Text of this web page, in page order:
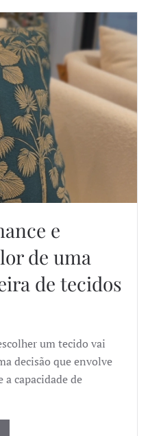
e
de uma
de tecidos
um tecido vai
decisão que envolve
capacidade de